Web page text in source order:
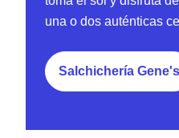
una o dos auténticas
Salchichería Gene's